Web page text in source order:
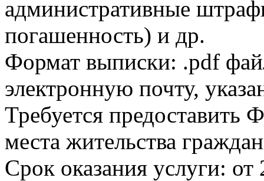
административные
погашенность) и др.
Формат выписки: .pdf
электронную почту,
Требуется
места жительства
Срок оказания услуги: от